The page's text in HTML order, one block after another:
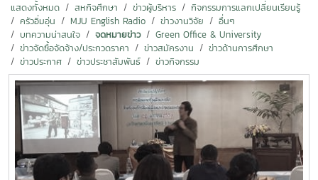
แสดงทั้งหมด สหกิจศึกษา ข่าวผู้บริหาร
กิจกรรมการแลกเปลี่ยนเรียนรู้
ครัวอิ่มอุ่น
MJU English Radio ข่าวงานวิจัย
อื่นๆ
บทความน่าสนใจ
จดหมายข่าว
Green Office & University
ข่าวจัดซื้อจัดจ้าง/ประกวดราคา
ข่าวสมัครงาน
ข่าวด้านการศึกษา
ข่าวประกาศ
ข่าวประชาสัมพันธ์ ข่าวกิจกรรม